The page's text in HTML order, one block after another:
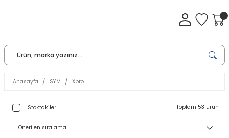
Anasayfa SYM Xpro
Stoktakiler Toplam 53 ürün